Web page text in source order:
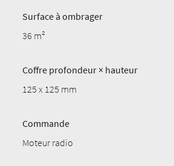
Surface à ombrager
36 m²
Coffre profondeur × hauteur
125 x 125 mm
Commande
Moteur radio